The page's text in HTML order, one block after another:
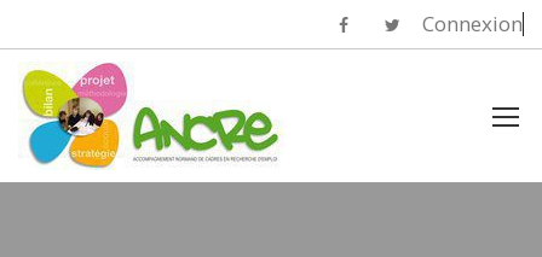
Connexion